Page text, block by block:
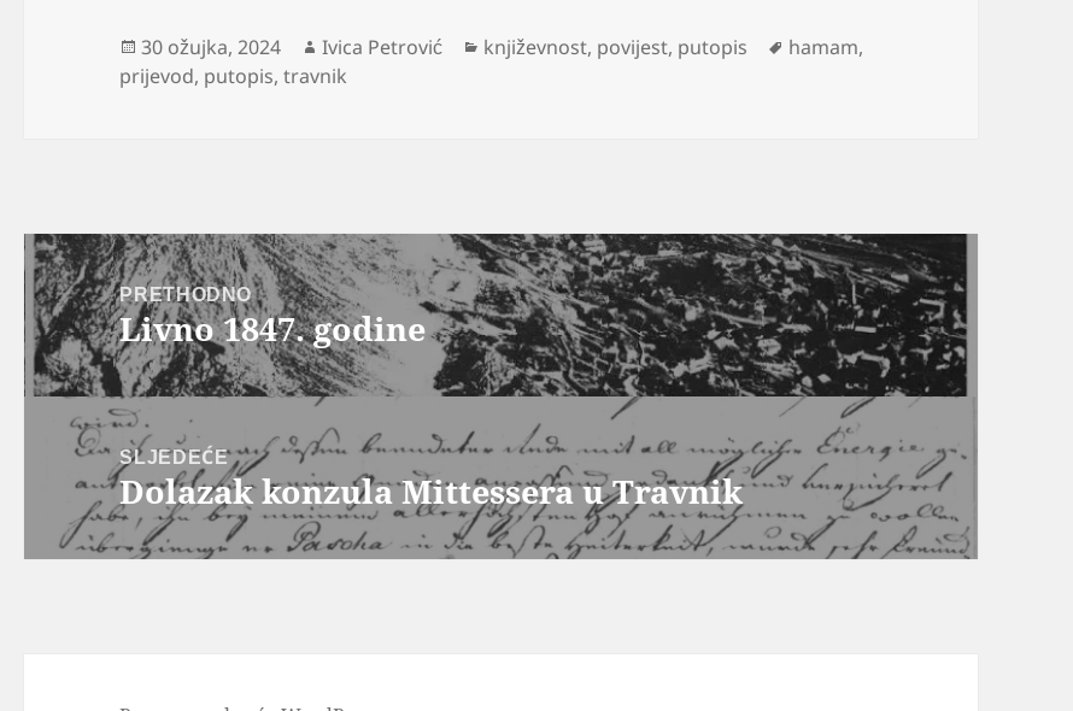
Objavljeno
dana
30 ožujka, 2024 Autor
Ivica Petrović Kategorije
književnost, povijest, putopis Oznake
hamam,
prijevod, putopis,travnik
Navigacija
objava
PRETHODNO
Prethodna
objava:
Livno 1847. godine
SLJEDEĆE
Sljedeća
objava:
Dolazak konzula Mittessera u Travnik